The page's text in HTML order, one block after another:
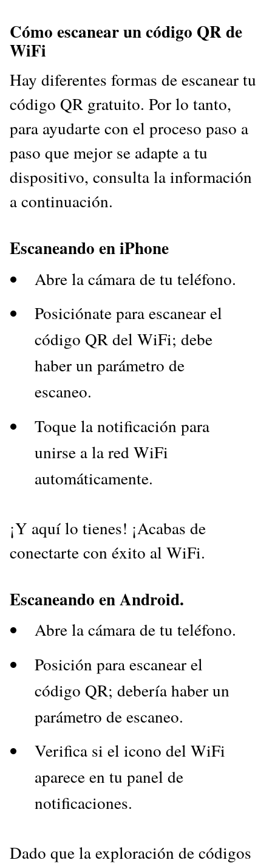
Cómo escanear un código QR de
WiFi
Hay diferentes formas de escanear tu
código QR gratuito. Por lo tanto,
para ayudarte con el proceso paso a
paso que mejor se adapte a tu
dispositivo, consulta la información
a continuación.
Escaneando en iPhone
Abre la cámara de tu teléfono.
Posiciónate para escanear el
código QR del WiFi; debe
haber un parámetro de
escaneo.
Toque la notificación para
unirse a la red WiFi
automáticamente.
¡Y aquí lo tienes! ¡Acabas de
conectarte con éxito al WiFi.
Escaneando en Android.
Abre la cámara de tu teléfono.
Posición para escanear el
código QR; debería haber un
parámetro de escaneo.
Verifica si el icono del WiFi
aparece en tu panel de
notificaciones.
Dado que la exploración de códigos